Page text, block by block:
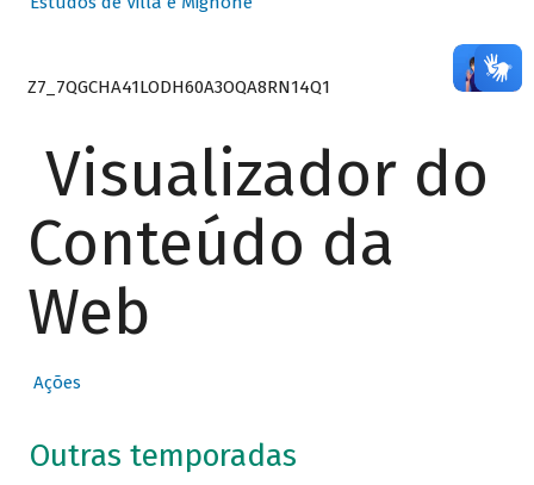
Z7_7QGCHA41LODH60A3OQA8RN14Q1
Visualizador do
Conteúdo da
Web
Ações
Outras temporadas